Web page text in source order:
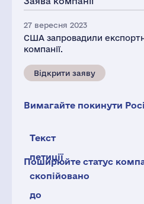
27 вересня 2023
США запровадили
компанії.
Відкрити заяву
Вимагайте покинути
Текст
петиції
скопійовано
до
Поширюйте статус